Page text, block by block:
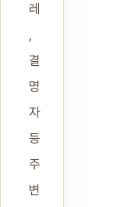
레
,
결
명
자
등
주
변